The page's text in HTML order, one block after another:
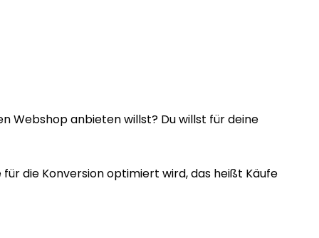
Webshop anbieten willst? Du willst für deine
die Konversion optimiert wird, das heißt Käufe